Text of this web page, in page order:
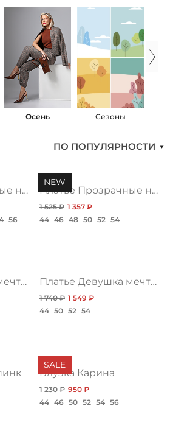
Осень Cезоны
ПО ПОПУЛЯРНОСТИ
Платье Прозрачные намерения, акцент
56
NEW
Платье Прозрачные намерения, дизайн топ
1 525 ₽ 1 357 ₽
44 46 48 50 52 54
Платье Девушка мечты, чарующая нью Платье Девушка мечты, грация нью
1 740 ₽ 1 549 ₽
44 50 52 54
SALE
Блузка Карина
1 230 ₽ 950 ₽
44 46 50 52 54 56